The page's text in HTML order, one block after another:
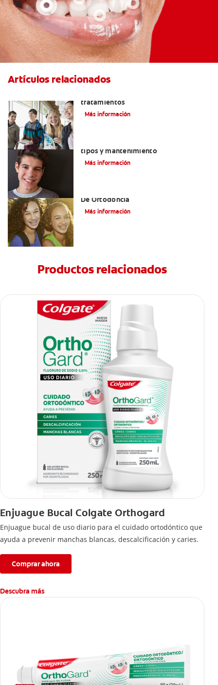
Artículos relacionados
tratamientos
Más información
tipos y mantenimiento
Más información
De Ortodoncia
Más información
Productos relacionados
Enjuague Bucal Colgate Orthogard
Enjuague bucal de uso diario para el cuidado ortodóntico que
ayuda a prevenir manchas blancas, descalcificación y caries.
Comprar ahora
Descubra más